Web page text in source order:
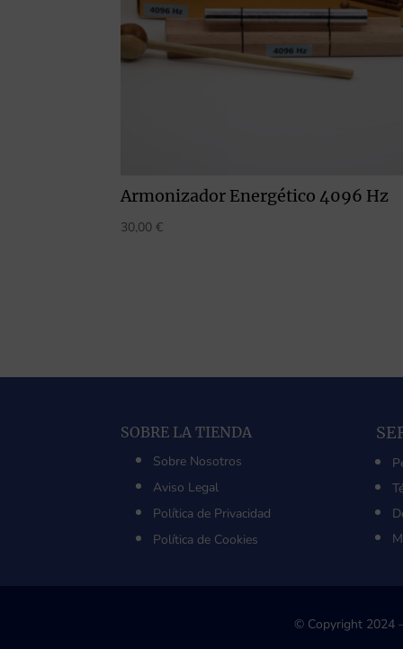
Armonizador Energético 4096 Hz
30,00 €
SOBRE LA TIENDA
Sobre Nosotros
Aviso Legal
Política de Privacidad
Política de Cookies
© Copyright 2024